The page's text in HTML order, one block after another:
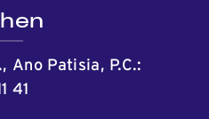
Ano Patisia, P.C.:
41